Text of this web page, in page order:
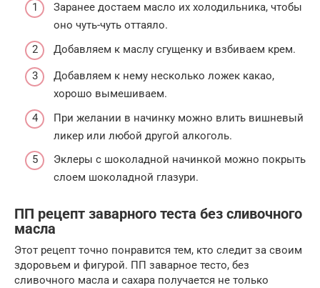
Заранее достаем масло их холодильника, чтобы
оно чуть-чуть оттаяло.
Добавляем к маслу сгущенку и взбиваем крем.
Добавляем к нему несколько ложек какао,
хорошо вымешиваем.
При желании в начинку можно влить вишневый
ликер или любой другой алкоголь.
Эклеры с шоколадной начинкой можно покрыть
слоем шоколадной глазури.
ПП рецепт заварного теста без сливочного
масла
Этот рецепт точно понравится тем, кто следит за своим
здоровьем и фигурой. ПП заварное тесто, без
сливочного масла и сахара получается не только